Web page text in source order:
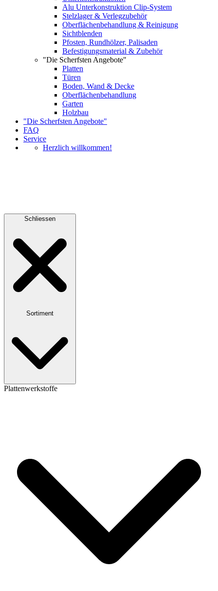
Alu Unterkonstruktion Clip-System
Stelzlager & Verlegzubehör
Oberflächenbehandlung & Reinigung
Sichtblenden
Pfosten, Rundhölzer, Palisaden
Befestigungsmaterial & Zubehör
"Die Scherfsten Angebote"
Platten
Türen
Boden, Wand & Decke
Oberflächenbehandlung
Garten
Holzbau
"Die Scherfsten Angebote"
FAQ
Service
Herzlich willkommen!
Schliessen
Sortiment
Plattenwerkstoffe